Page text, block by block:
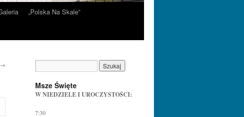
„Polska Na Skale”
→
Msze Święte
W NIEDZIELE I UROCZYSTOŚCI:
7:30